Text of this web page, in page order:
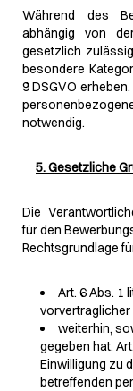
Während des
abhängig von
gesetzlich
besondere
9 DSGVO
notwendig.
5. Gesetzliche
Die
für den
Rechtsgrundlage
Art. 6 Abs. 1
vorvertraglicher
weiterhin,
gegeben hat,
Einwilligung zu
betreffenden